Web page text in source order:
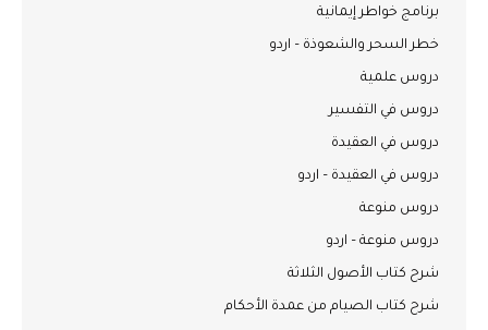
برنامج خواطر إيمانية
خطر السحر والشعوذة – اردو
دروس علمية
دروس في التفسير
دروس في العقيدة
دروس في العقيدة – اردو
دروس منوعة
دروس منوعة – اردو
شرح كتاب الأصول الثلاثة
شرح كتاب الصيام من عمدة الأحكام